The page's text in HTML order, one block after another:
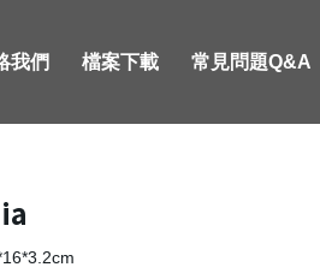
我們 檔案下載 常見問題Q&A